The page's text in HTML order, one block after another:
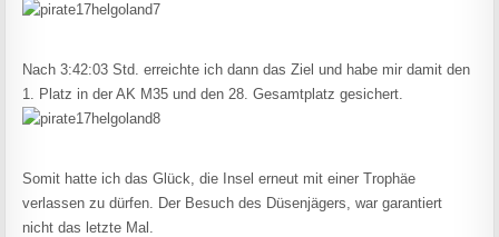
Nach 3:42:03 Std. erreichte ich dann das Ziel und habe mir damit den
1. Platz in der AK M35 und den 28. Gesamtplatz gesichert.
Somit hatte ich das Glück, die Insel erneut mit einer Trophäe
verlassen zu dürfen. Der Besuch des Düsenjägers, war garantiert
nicht das letzte Mal.